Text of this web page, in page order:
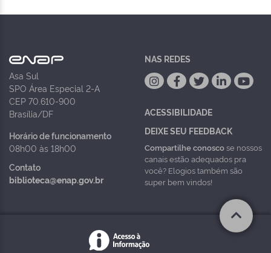
Asa Sul
SPO Área Especial 2-A
CEP 70.610-900
Brasília/DF
Horário de funcionamento
08h00 às 18h00
Contato
biblioteca@enap.gov.br
NAS REDES
ACESSIBILIDADE
DEIXE SEU FEEDBACK
Compartilhe conoscose nossos
canais estão adequados pra
você? Elogios também são
super bem vindos!